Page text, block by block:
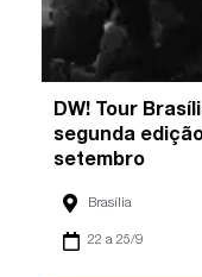
DW! Tour
segunda
setembro
Brasília
22 a 25/9